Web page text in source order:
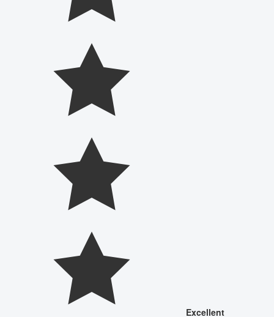
Excellent